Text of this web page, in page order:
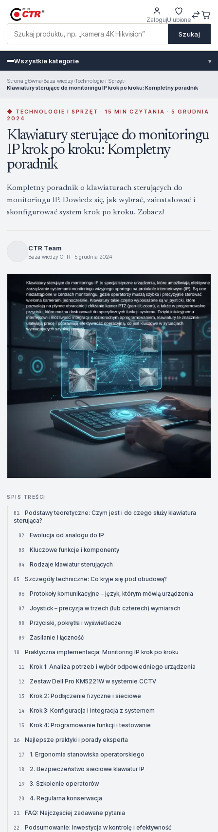
Szukaj
ZalogujUlubione
Wszystkie kategorie ▾
Strona główna›Baza wiedzy›Technologie i Sprzęt›
Klawiatury sterujące do monitoringu IP krok po kroku: Kompletny poradnik
◆ TECHNOLOGIE I SPRZĘT · 15 MIN CZYTANIA · 5 GRUDNIA
2024
Klawiatury sterujące do monitoringu
IP krok po kroku: Kompletny
poradnik
Kompletny poradnik o klawiaturach sterujących do
monitoringu IP. Dowiedz się, jak wybrać, zainstalować i
skonfigurować system krok po kroku. Zobacz!
CTR Team
Baza wiedzy CTR · 5 grudnia 2024
SPIS TREŚCI
01
Podstawy teoretyczne: Czym jest i do czego służy klawiatura
sterująca?
02 Ewolucja od analogu do IP
03 Kluczowe funkcje i komponenty
04 Rodzaje klawiatur sterujących
05 Szczegóły techniczne: Co kryje się pod obudową?
06 Protokoły komunikacyjne – język, którym mówią urządzenia
07 Joystick – precyzja w trzech (lub czterech) wymiarach
08 Przyciski, pokrętła i wyświetlacze
09 Zasilanie i łączność
10 Praktyczna implementacja: Monitoring IP krok po kroku
11 Krok 1: Analiza potrzeb i wybór odpowiedniego urządzenia
12 Zestaw Dell Pro KM5221W w systemie CCTV
13 Krok 2: Podłączenie fizyczne i sieciowe
14 Krok 3: Konfiguracja i integracja z systemem
15 Krok 4: Programowanie funkcji i testowanie
16 Najlepsze praktyki i porady eksperta
17 1. Ergonomia stanowiska operatorskiego
18 2. Bezpieczeństwo sieciowe klawiatur IP
19 3. Szkolenie operatorów
20 4. Regularna konserwacja
21 FAQ: Najczęściej zadawane pytania
22 Podsumowanie: Inwestycja w kontrolę i efektywność